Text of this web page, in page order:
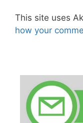
This site uses
how your